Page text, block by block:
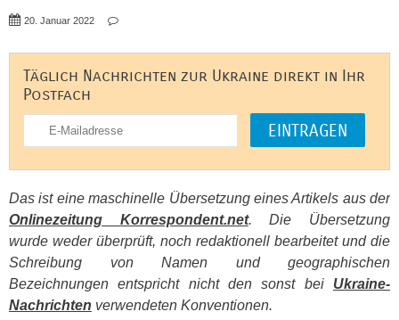
20. Januar 2022
Täglich Nachrichten zur Ukraine direkt in Ihr
Postfach
Das ist eine maschinelle Übersetzung eines Artikels aus der
Onlinezeitung Korrespondent.net. Die Übersetzung
wurde weder überprüft, noch redaktionell bearbeitet und die
Schreibung von Namen und geographischen
Bezeichnungen entspricht nicht den sonst bei Ukraine-
Nachrichten verwendeten Konventionen.